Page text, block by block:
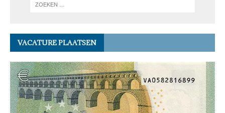
VACATURE PLAATSEN